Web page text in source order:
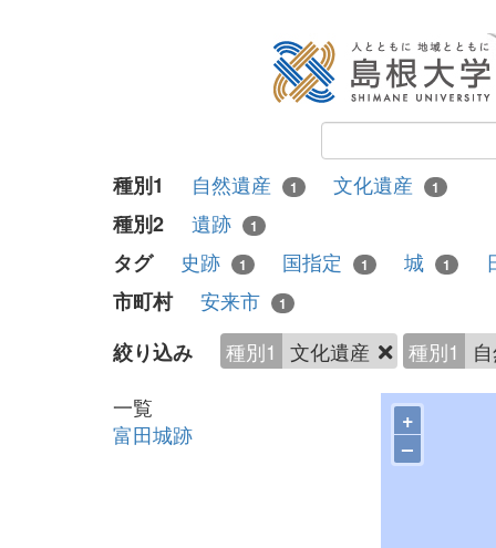
種別1 自然遺産 1 文化遺産 1
種別2 遺跡 1
タグ 史跡 1 国指定 1 城 1
市町村
安来市 1
絞り込み 種別1 文化遺産 種別1
一覧
富田城跡
+
–